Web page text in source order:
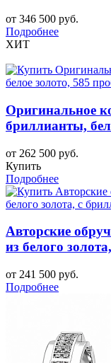
от 346 500 руб.
Подробнее
ХИТ
Оригинальное
бриллианты,
от 262 500 руб.
Купить
Подробнее
Авторские
из белого
от 241 500 руб.
Подробнее